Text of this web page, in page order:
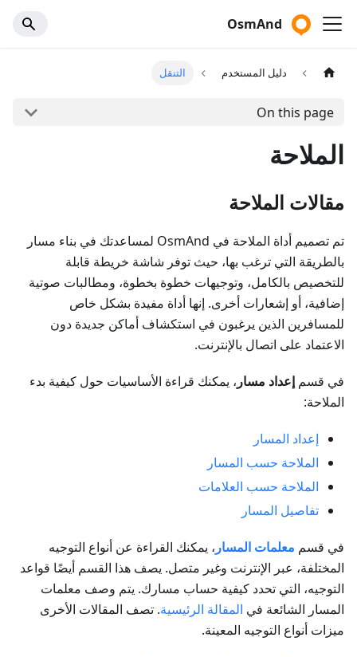
OsmAnd
دليل المستخدم التنقل
On this page
الملاحة
مقالات الملاحة
تم تصميم أداة الملاحة في OsmAnd لمساعدتك في بناء مسار
بالطريقة التي ترغب بها، حيث توفر شاشة خريطة قابلة
للتخصيص بالكامل، وتوجيهات خطوة بخطوة، ومطالبات صوتية
إضافية، أو إشعارات أخرى. إنها أداة مفيدة بشكل خاص
للمسافرين الذين يرغبون في استكشاف أماكن جديدة دون
الاعتماد على اتصال بالإنترنت.
في قسم إعداد مسار ، يمكنك قراءة الأساسيات حول كيفية بدء
الملاحة:
إعداد المسار
الملاحة حسب المسار
الملاحة حسب العلامات
تفاصيل المسار
في قسم معلمات المسار ، يمكنك القراءة عن أنواع التوجيه
المختلفة، عبر الإنترنت وغير متصل. يصف هذا القسم أيضًا قواعد
التوجيه، التي تحدد كيفية حساب مسارك. يتم وصف معلمات
المسار الشائعة في المقالة الرئيسية. تصف المقالات الأخرى
ميزات أنواع التوجيه المعينة.